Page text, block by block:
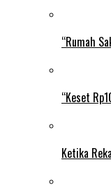
“Rumah
“Keset
Ketika